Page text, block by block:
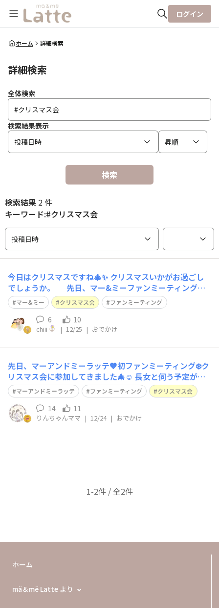
全体検索
ログイン
ホーム 詳細検索
詳細検索
全体検索
検索結果表示
投稿日時
昇順
検索
検索結果 2 件
キーワード:#クリスマス会
投稿日時
今日はクリスマスですね🎄✨ クリスマスいかがお過ごし
でしょうか。 先日、マー&ミーファンミーティングの
クリスマス会に娘たちと一緒に参加させていただきまし
た。お部屋に入ると、マー&ミーのアイテムがたくさん並
んでいました。コラボ商品など気になっていたアイテムな
ども並んでいてまじまじと
マー&ミー クリスマス会 ファンミーティング
6 10
chiii | 12/25 | おでかけ
先日、マーアンドミーラッテ🤎初ファンミーティング❄️ク
リスマス会に参加してきました🎄☺️ 長女と伺う予定が🥶
ドンピシャで体調を崩してしまい、伺うか迷ったのです
が、 せっかくの機会なのと、パパが行ってきなよーと言
ってくれたので、、 ママ1人での参加となりました🥲💖 .
当日は、色んな企画があり😍 ヘア
マーアンドミーラッテ ファンミーティング クリスマス会
14 11
りんちゃんママ | 12/24 | おでかけ
1-2件 / 全2件
ホーム
mä＆më Latte より